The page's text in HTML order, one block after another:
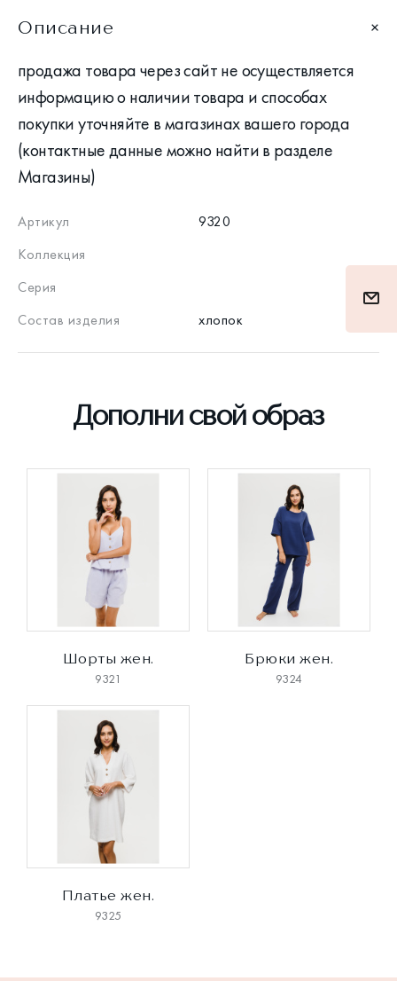
Описание
продажа товара через сайт не осуществляется
информацию о наличии товара и способах
покупки уточняйте в магазинах вашего города
(контактные данные можно найти в разделе
Магазины)
Артикул
9320
Коллекция
Серия
Состав изделия
хлопок
Дополни свой образ
Шорты жен.
9321
Брюки жен.
9324
Платье жен.
9325